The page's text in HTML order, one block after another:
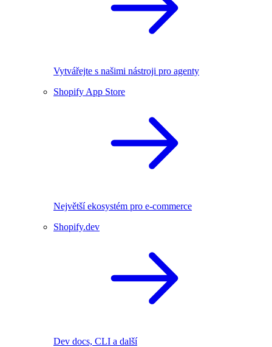
Vytvářejte s našimi nástroji pro agenty
Shopify App Store
Největší ekosystém pro e-commerce
Shopify.dev
Dev docs, CLI a další